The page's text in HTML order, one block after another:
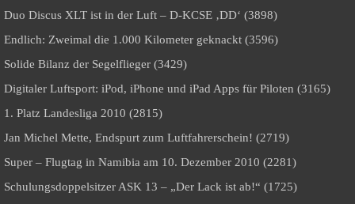
Duo Discus XLT ist in der Luft – D-KCSE ‚DD‘ (3898)
Endlich: Zweimal die 1.000 Kilometer geknackt (3596)
Solide Bilanz der Segelflieger (3429)
Digitaler Luftsport: iPod, iPhone und iPad Apps für Piloten (3165)
1. Platz Landesliga 2010 (2815)
Jan Michel Mette, Endspurt zum Luftfahrerschein! (2719)
Super – Flugtag in Namibia am 10. Dezember 2010 (2281)
Schulungsdoppelsitzer ASK 13 – „Der Lack ist ab!“ (1725)